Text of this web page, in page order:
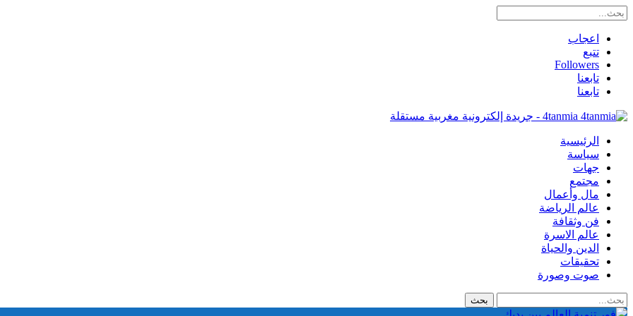
اعجاب
تتبع
Followers
تابعنا
تابعنا
4tanmia - جريدة إلكترونية مغربية مستقلة
الرئيسية
سياسة
جهات
مجتمع
مال وأعمال
عالم الرياضة
فن وثقافة
عالم الاسرة
الدين والحياة
تحقيقات
صوت وصورة